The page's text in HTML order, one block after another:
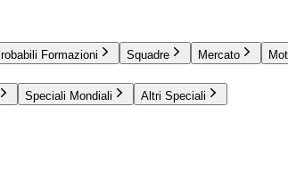
Formazioni Squadre Mercato
Speciali Mondiali Altri Speciali